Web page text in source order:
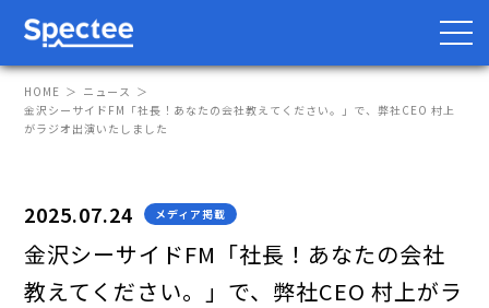
サービス
Spectee Pro
HOME
ニュース
金沢シーサイドFM「社長！あなたの会社教えてください。」で、弊社CEO 村上
がラジオ出演いたしました
2025.07.24 メディア掲載
金沢シーサイドFM「社長！あなたの会社
教えてください。」で、弊社CEO 村上がラ